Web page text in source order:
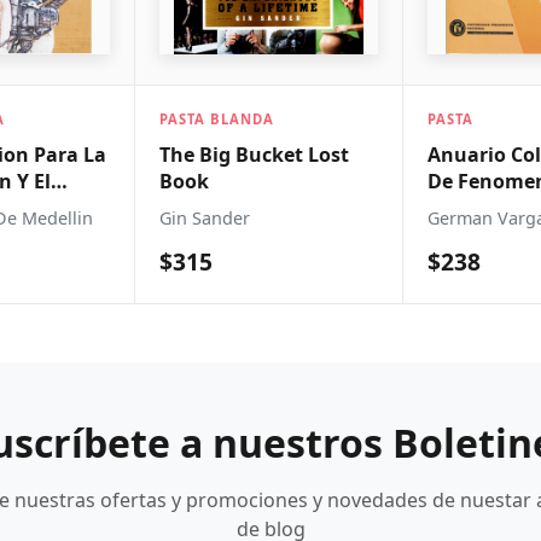
Lost
PASTA
Anuario Colombiano
De Fenomenologia
German Vargas Guillen
$238
PASTA
Social
Diverse
Chava
$2,415
a nuestros
nuestras ofertas y promociones y novedades de nuestar
de blog